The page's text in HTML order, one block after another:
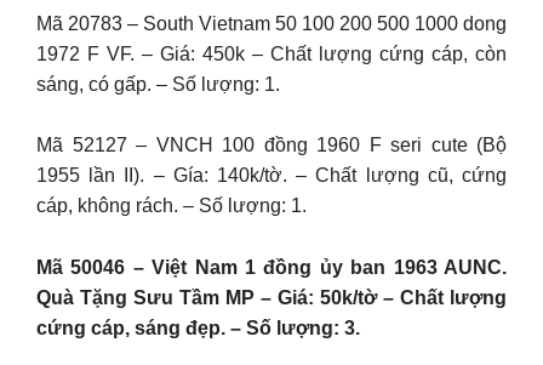
Mã 20783 – South Vietnam 50 100 200 500 1000 dong
1972 F VF. – Giá: 450k – Chất lượng cứng cáp, còn
sáng, có gấp. – Số lượng: 1.
Mã 52127 – VNCH 100 đồng 1960 F seri cute (Bộ
1955 lần II). – Gía: 140k/tờ. – Chất lượng cũ, cứng
cáp, không rách. – Số lượng: 1.
Mã 50046 – Việt Nam 1 đồng ủy ban 1963 AUNC.
Quà Tặng Sưu Tầm MP – Giá: 50k/tờ – Chất lượng
cứng cáp, sáng đẹp. – Số lượng: 3.